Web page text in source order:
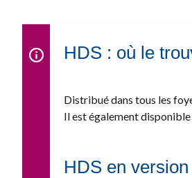
HDS : où le
Distribué dans tous les
Il est également
HDS en